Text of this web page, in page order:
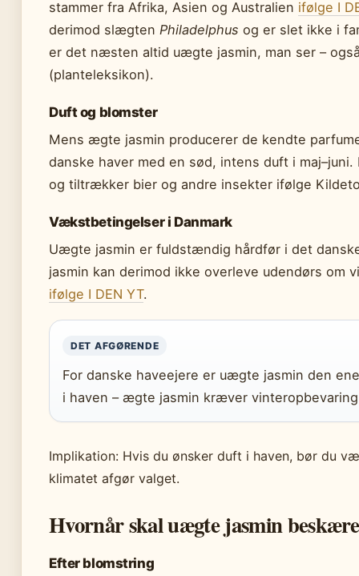
stammer fra Afrika, Asien og Australien ifølge I
derimod slægten Philadelphus og er slet ikke i
er det næsten altid uægte jasmin, man ser –
(planteleksikon).
Duft og blomster
Mens ægte jasmin producerer de kendte
danske haver med en sød, intens duft i
og tiltrækker bier og andre insekter ifølge
Vækstbetingelser i Danmark
Uægte jasmin er fuldstændig hårdfør i det
jasmin kan derimod ikke overleve udendørs om
ifølge I DEN YT.
DET AFGØRENDE
For danske haveejere er uægte jasmin den
i haven – ægte jasmin kræver
Implikation: Hvis du ønsker duft i haven, bør du
klimatet afgør valget.
Hvornår skal uægte jasmin
Efter blomstring